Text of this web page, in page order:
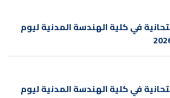
في كلية الهندسة المدنية ليوم
في كلية الهندسة المدنية ليوم